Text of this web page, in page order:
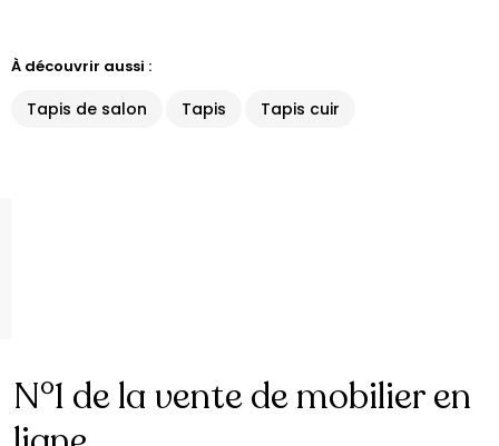
À découvrir aussi :
Tapis de salon Tapis Tapis cuir
N°1 de la vente de mobilier en